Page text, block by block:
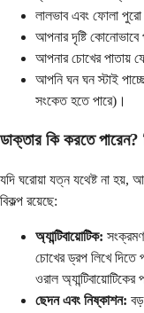
লালভাব এবং ফোলা পুরো
আপনার দৃষ্টি কোনোভাবে
আপনার চোখের পাতায়
আপনি ঘন ঘন স্টাই
সংকেত হতে পারে)।
ডাক্তার কি করতে পারেন?
যদি ঘরোয়া যত্ন যথেষ্ট না হয়,
বিকল্প রয়েছে:
অ্যান্টিবায়োটিক: সংক্রমণ
চোখের ড্রপ লিখে দিতে
ওরাল
ছেদন এবং নিষ্কাশন: